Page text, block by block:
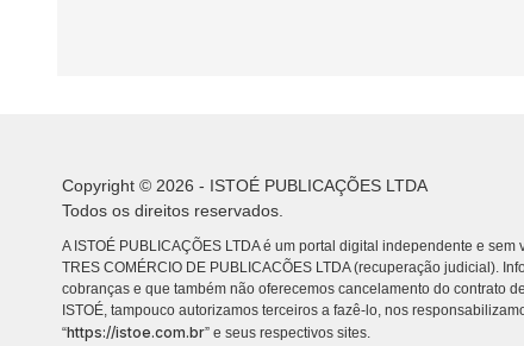
Copyright © 2026 - ISTOÉ PUBLICAÇÕES LTDA
Todos os direitos reservados.
A ISTOÉ PUBLICAÇÕES LTDA é um portal digital independente e
TRES COMÉRCIO DE PUBLICACÕES LTDA (recuperação judicial).
cobranças e que também não oferecemos cancelamento do contrato
ISTOÉ, tampouco autorizamos terceiros a fazê-lo, nos
“https://istoe.com.br” e seus respectivos sites.